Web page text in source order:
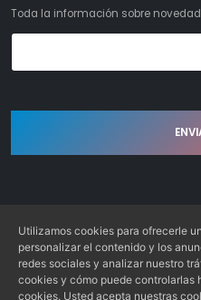
Toda la información sobre
Librería Bosch S.L. © 2022.
Utilizamos cookies para ofrecerle
personalizar el contenido y los
redes sociales y analizar nuestro
cookies y cómo puede
cookies. Usted acepta nuestras